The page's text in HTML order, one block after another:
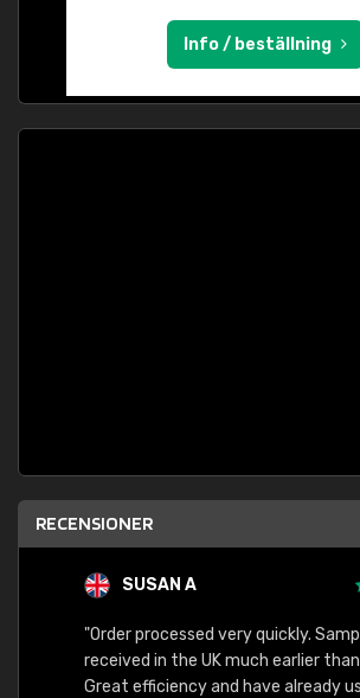
Info / beställning
RECENSIONER
SUSAN A
"Order processed very quickly.
received in the UK much earlier
Great efficiency and have already